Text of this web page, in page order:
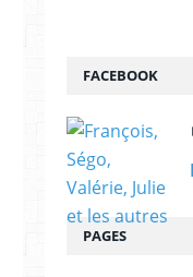
FACEBOOK
PAGES